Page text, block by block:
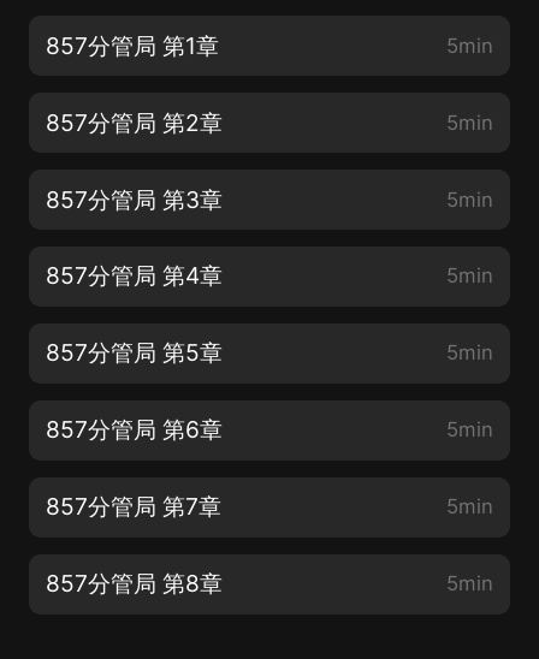
857分管局 第1章 5min
857分管局 第2章 5min
857分管局 第3章 5min
857分管局 第4章 5min
857分管局 第5章 5min
857分管局 第6章 5min
857分管局 第7章 5min
857分管局 第8章 5min